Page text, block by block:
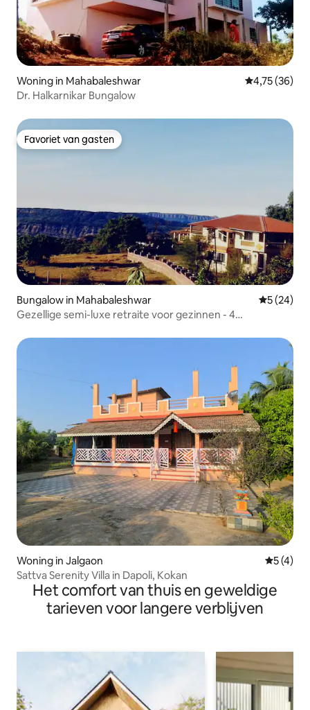
Woning in Mahabaleshwar Gemiddelde
4,75 (36)
Dr. Halkarnikar Bungalow
Favoriet van gasten
Favoriet van gasten
Bungalow in Mahabaleshwar
5 (24)
Gezellige semi-luxe retraite voor gezinnen - 4
Woning in Jalgaon
5 (4)
Sattva Serenity Villa in Dapoli, Kokan
Het comfort van thuis en geweldige
tarieven voor langere verblijven